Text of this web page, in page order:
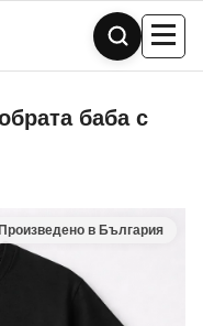
баба с